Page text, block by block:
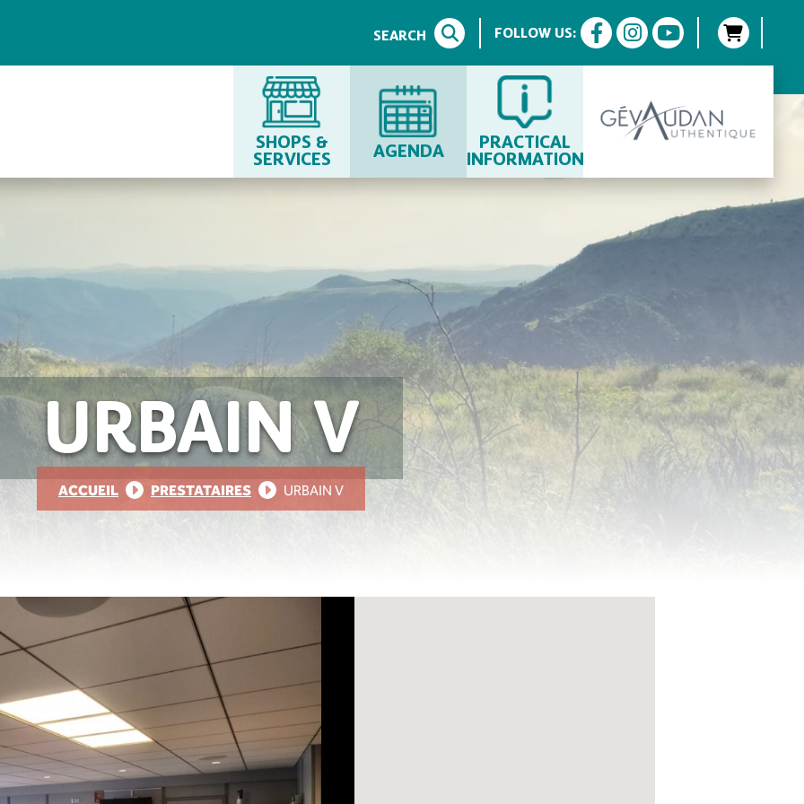
SEARCH FOLLOW US:
SHOPS &
SERVICES AGENDA PRACTICAL
INFORMATION
URBAIN V
ACCUEIL PRESTATAIRES URBAIN V